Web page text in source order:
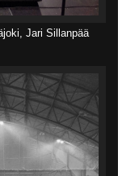
Jari Sillanpää